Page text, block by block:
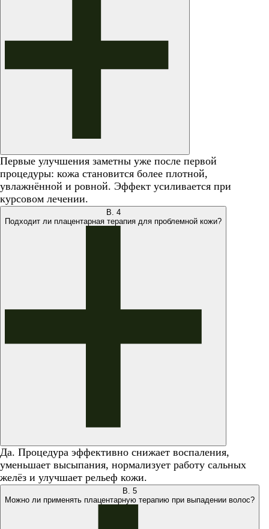
Первые улучшения заметны уже после первой
процедуры: кожа становится более плотной,
увлажнённой и ровной. Эффект усиливается при
курсовом лечении.
В. 4
Подходит ли плацентарная терапия для проблемной кожи?
Да. Процедура эффективно снижает воспаления,
уменьшает высыпания, нормализует работу сальных
желёз и улучшает рельеф кожи.
В. 5
Можно ли применять плацентарную терапию при выпадении волос?